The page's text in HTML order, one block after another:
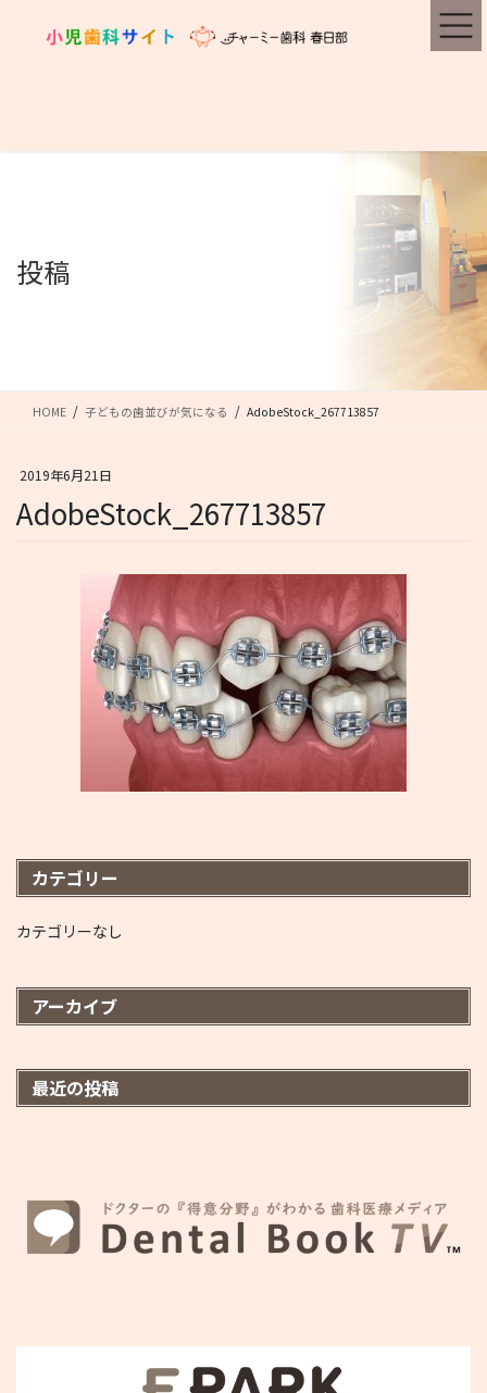
投稿
HOME 子どもの歯並びが気になる AdobeStock_267713857
2019年6月21日
AdobeStock_267713857
カテゴリー
カテゴリーなし
アーカイブ
最近の投稿